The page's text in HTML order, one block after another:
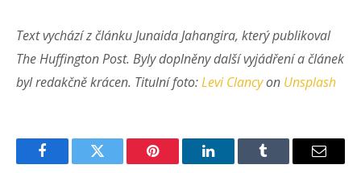
Text vychází z článku Junaida Jahangira, který publikoval
The Huffington Post. Byly doplněny další vyjádření a článek
byl redakčně krácen. Titulní foto:Levi Clancyon Unsplash
FacebookTwitter Pinterest LinkedInTumblr Email